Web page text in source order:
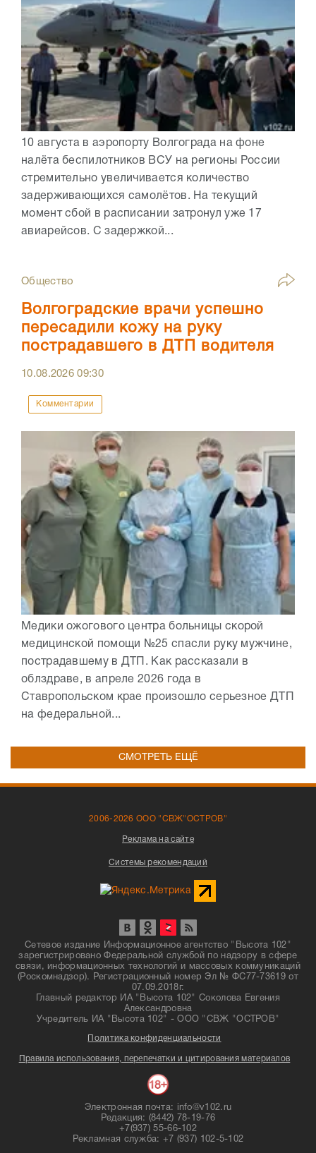
10 августа в аэропорту Волгограда на фоне
налёта беспилотников ВСУ на регионы России
стремительно увеличивается количество
задерживающихся самолётов. На текущий
момент сбой в расписании затронул уже 17
авиарейсов. С задержкой...
Общество
Волгоградские врачи успешно
пересадили кожу на руку
пострадавшего в ДТП водителя
10.08.202609:30
Комментарии
Медики ожогового центра больницы скорой
медицинской помощи №25 спасли руку мужчине,
пострадавшему в ДТП. Как рассказали в
облздраве, в апреле 2026 года в
Ставропольском крае произошло серьезное ДТП
на федеральной...
СМОТРЕТЬ ЕЩЁ
2006-2026 ООО "СВЖ"ОСТРОВ"
Реклама на сайте
Системы рекомендаций
Сетевое издание Информационное агентство "Высота 102"
зарегистрировано Федеральной службой по надзору в сфере
связи, информационных технологий и массовых коммуникаций
(Роскомнадзор). Регистрационный номер Эл № ФС77-73619 от
07.09.2018г.
Главный редактор ИА "Высота 102" Соколова Евгения
Александровна
Учредитель ИА "Высота 102" - ООО "СВЖ "ОСТРОВ"
Политика конфиденциальности
Правила использования, перепечатки и цитирования материалов
Электронная почта: info@v102.ru
Редакция: (8442) 78-19-76
+7(937) 55-66-102
Рекламная служба: +7 (937) 102-5-102